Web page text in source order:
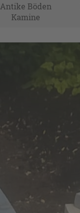
Antike Böden
Kamine